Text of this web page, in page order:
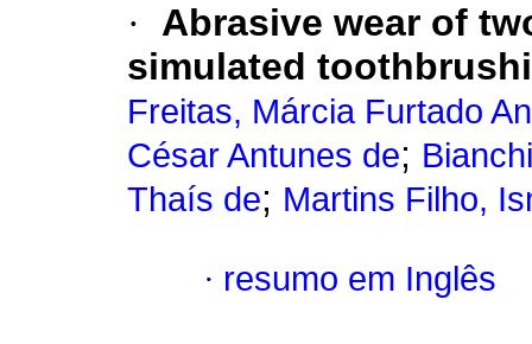
·
Abrasive wear of
simulated
Freitas, Márcia Furtado
César Antunes de;
Thaís de; Martins Filho,
· resumo em Inglês